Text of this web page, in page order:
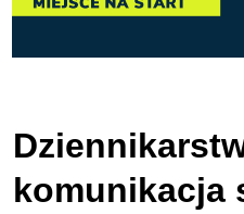
komunikacja